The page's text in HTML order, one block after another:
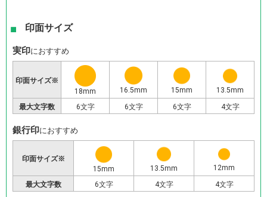
印面サイズ
実印におすすめ
印面サイズ※
18mm
16.5mm 15mm
13.5mm
最大文字数
6文字 6文字 6文字 4文字
銀行印におすすめ
印面サイズ※
15mm
13.5mm
12mm
最大文字数
6文字 4文字 4文字